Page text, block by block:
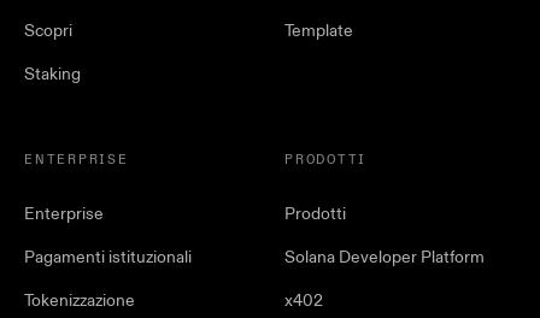
Scopri
Staking
Template
ENTERPRISE
Enterprise
Pagamenti istituzionali
Tokenizzazione
PRODOTTI
Prodotti
Solana Developer Platform
x402